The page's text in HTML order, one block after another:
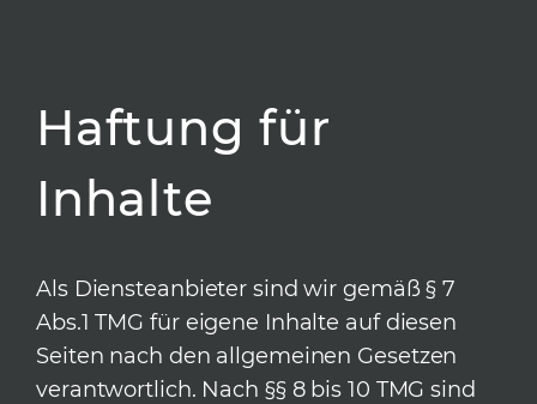
Haftung für
Inhalte
Als Diensteanbieter sind wir gemäß § 7
Abs.1 TMG für eigene Inhalte auf diesen
Seiten nach den allgemeinen Gesetzen
verantwortlich. Nach §§ 8 bis 10 TMG sind